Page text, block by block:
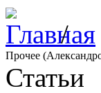
/
Прочее
Статьи